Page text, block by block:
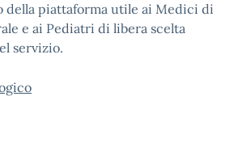
della piattaforma utile ai Medici di
e ai Pediatri di libera scelta
servizio.